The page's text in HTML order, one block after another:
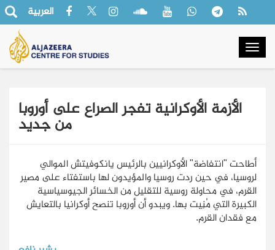
العربية
الأزمة الأوكرانية تفجر الصراع على أوروبا
من جديد
أطاحت "انتفاضة" الأوكرانيين بالرئيس يانكوفيتش الموالي
لروسيا، في حين ردت روسيا والمؤيدون لها باستفتاء على مصير
القرم، في محاولة روسية للتقليل من الخسائر الجيوسياسية
الكبيرة التي مُنِيت بها. ويبدو أن أوروبا تنصح أوكرانيا بالتعايش
مع فقدان القرم.